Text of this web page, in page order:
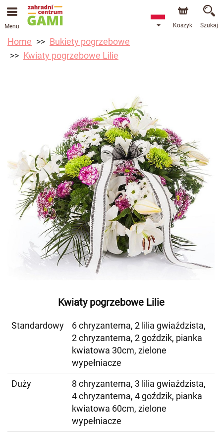
Menu Koszyk Szukaj
Home
Bukiety pogrzebowe
Kwiaty pogrzebowe Lilie
Kwiaty pogrzebowe Lilie
Standardowy
6 chryzantema, 2 lilia gwiaździsta,
2 chryzantema, 2 goździk, pianka
kwiatowa 30cm, zielone
wypełniacze
Duży
8 chryzantema, 3 lilia gwiaździsta,
4 chryzantema, 4 goździk, pianka
kwiatowa 60cm, zielone
wypełniacze